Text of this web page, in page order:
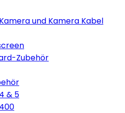
und Kamera Kabel
Zubehör
& 5